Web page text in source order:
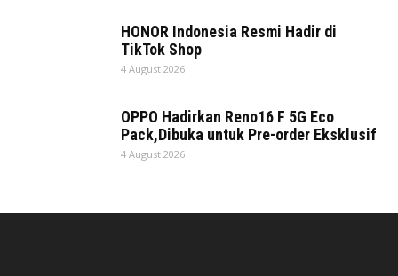
HONOR Indonesia Resmi Hadir di
TikTok Shop
4 August 2026
OPPO Hadirkan Reno16 F 5G Eco
Pack,Dibuka untuk Pre-order Eksklusif
4 August 2026